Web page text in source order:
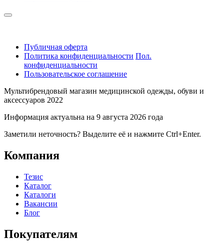
Публичная оферта
Политика конфиденциальности Пол.
конфиденциальности
Пользовательское соглашение
Мультибрендовый магазин медицинской одежды, обуви и
аксессуаров 2022
Информация актуальна на 9 августа 2026 года
Заметили неточность? Выделите её и нажмите Ctrl+Enter.
Компания
Тезис
Каталог
Каталоги
Вакансии
Блог
Покупателям